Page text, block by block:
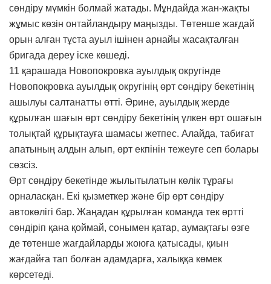
сөндіру мүмкін болмай жатады. Мұндайда жан-жақты
жұмыс көзін онтайландыру маңызды. Төтенше жағдай
орын алған тұста ауыл ішінен арнайы жасақталған
бригада дереу іске көшеді.
11 қарашада Новопокровка ауылдық округінде
Новопокровка ауылдық округінің өрт сөндіру бекетінің
ашылуы салтанатты өтті. Әрине, ауылдық жерде
құрылған шағын өрт сөндіру бекетінің үлкен өрт ошағын
толықтай құрықтауға шамасы жетпес. Алайда, табиғат
апатының алдын алып, өрт екпінін тежеуге сеп болары
сөзсіз.
Өрт сөндіру бекетінде жылытылатын көлік тұрағы
орналасқан. Екі қызметкер және бір өрт сөндіру
автокөлігі бар. Жаңадан құрылған команда тек өртті
сөндіріп қана қоймай, сонымен қатар, аумақтағы өзге
де төтенше жағдайларды жоюға қатысады, қиын
жағдайға тап болған адамдарға, халыққа көмек
көрсетеді.